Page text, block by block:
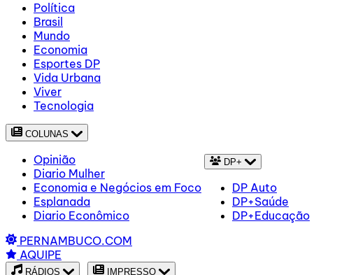
Política
Brasil
Mundo
Economia
Esportes DP
Vida Urbana
Viver
Tecnologia
COLUNAS
Opinião
Diario Mulher
Economia e Negócios em Foco
Esplanada
Diario Econômico
DP+
DP Auto
DP+Saúde
DP+Educação
PERNAMBUCO.COM
AQUIPE
RÁDIOS IMPRESSO